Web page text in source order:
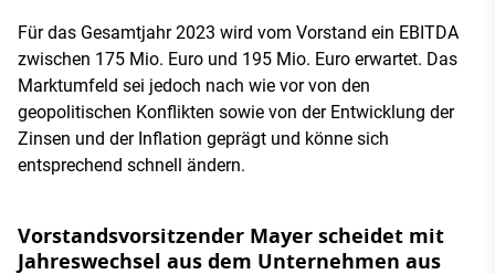
Für das Gesamtjahr 2023 wird vom Vorstand ein EBITDA
zwischen 175 Mio. Euro und 195 Mio. Euro erwartet. Das
Marktumfeld sei jedoch nach wie vor von den
geopolitischen Konflikten sowie von der Entwicklung der
Zinsen und der Inflation geprägt und könne sich
entsprechend schnell ändern.
Vorstandsvorsitzender Mayer scheidet mit
Jahreswechsel aus dem Unternehmen aus